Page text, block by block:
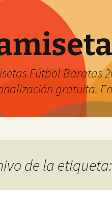
Fútbol Baratas
gratuita.
de la